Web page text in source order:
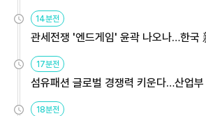
14분전
관세전쟁 '엔드게임' 윤곽 나오나…한국
용해야
17분전
섬유패션 글로벌 경쟁력 키운다…산업
원
18분전